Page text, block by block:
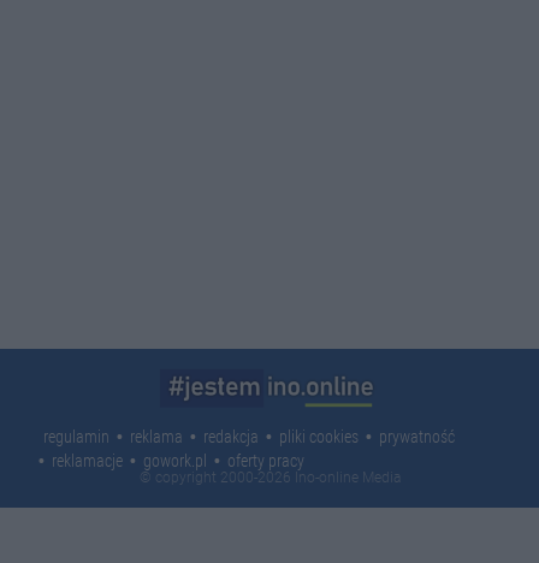
regulamin reklama redakcja pliki cookies
prywatność
reklamacje
gowork.pl oferty pracy
© copyright 2000-2026 Ino-online Media